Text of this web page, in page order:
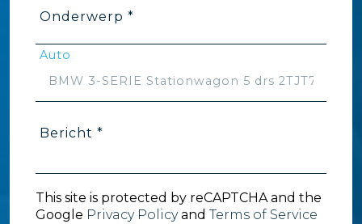
Onderwerp *
Auto
Bericht *
This site is protected by reCAPTCHA and the
Google Privacy Policyand Terms of Service